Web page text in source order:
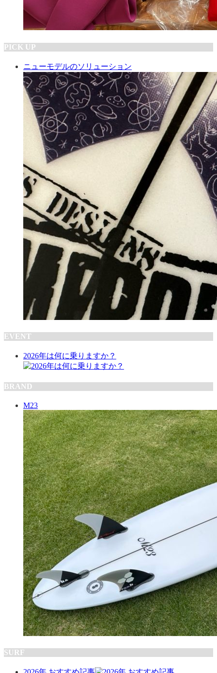
PICK UP
ニューモデルのソリューション
EVENT
2026年は何に乗りますか？
BRAND
M23
SURF